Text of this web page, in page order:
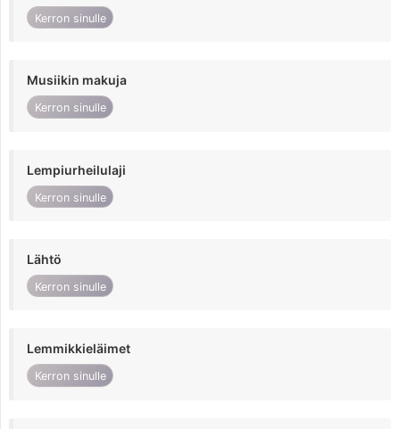
Kerron sinulle
Musiikin makuja
Kerron sinulle
Lempiurheilulaji
Kerron sinulle
Lähtö
Kerron sinulle
Lemmikkieläimet
Kerron sinulle